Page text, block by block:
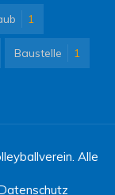
1
Baustelle 1
Alle